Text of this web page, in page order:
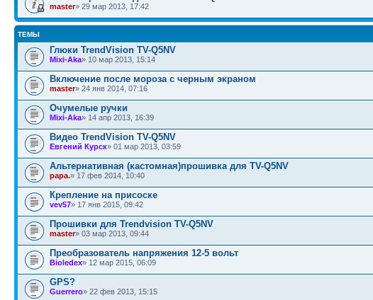
master» 29 мар 2013, 17:42
ТЕМЫ
Глюки TrendVision TV-Q5NV
Mixi-Aka» 10 мар 2013, 15:14
Включение после мороза с черным экраном
master» 24 янв 2014, 07:16
Очумелые ручки
Mixi-Aka» 14 апр 2013, 16:39
Видео TrendVision TV-Q5NV
Евгений Курск» 01 мар 2013, 03:59
Альтернативная (кастомная)прошивка для TV-Q5NV
papa.» 17 фев 2014, 10:40
Крепление на присоске
vev57» 17 янв 2015, 09:42
Прошивки для Trendvision TV-Q5NV
master» 03 мар 2013, 09:44
Преобразователь напряжения 12-5 вольт
Bioledex» 12 мар 2015, 06:09
GPS?
Guerrero» 22 фев 2013, 15:15